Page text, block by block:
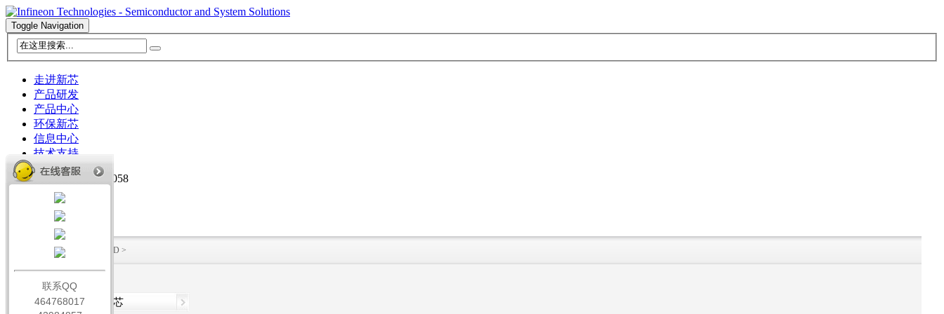
Toggle Navigation
走进新芯
产品研发
产品中心
环保新芯
信息中心
技术支持
TEL:0531-58203058
简体中文
English
>联系我们 LED >
走进新芯
联系QQ
464768017